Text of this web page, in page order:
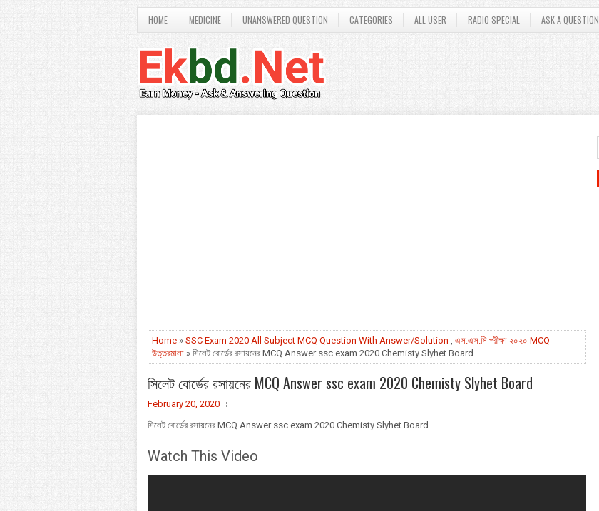
HOME MEDICINE UNANSWERED QUESTION CATEGORIES ALL USER RADIO SPECIAL ASK A QUESTION
Home » SSC Exam 2020 All Subject MCQ Question With Answer/Solution , এস.এস.সি পরীক্ষা ২০২০ MCQ
উত্তরমালা » সিলেট বোর্ডের রসায়নের MCQ Answer ssc exam 2020 Chemisty Slyhet Board
সিলেট বোর্ডের রসায়নের MCQ Answer ssc exam 2020 Chemisty Slyhet Board
February 20, 2020
সিলেট বোর্ডের রসায়নের MCQ Answer ssc exam 2020 Chemisty Slyhet Board
Watch This Video